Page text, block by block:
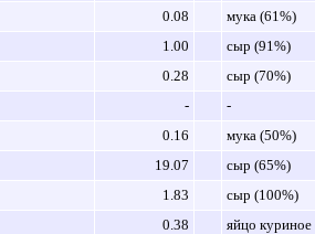
0.08
мука (61%)
1.00
сыр (91%)
0.28
сыр (70%)
-
-
0.16
мука (50%)
19.07
сыр (65%)
1.83
сыр (100%)
0.38
яйцо